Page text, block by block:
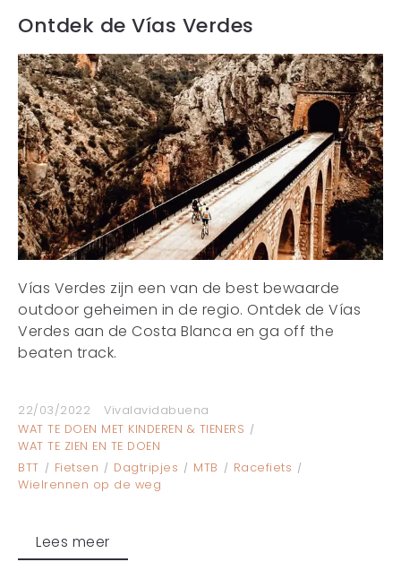
Ontdek de Vías Verdes
Vías Verdes zijn een van de best bewaarde
outdoor geheimen in de regio. Ontdek de Vías
Verdes aan de Costa Blanca en ga off the
beaten track.
22/03/2022
Vivalavidabuena
WAT TE DOEN MET KINDEREN & TIENERS
WAT TE ZIEN EN TE DOEN
BTT
Fietsen Dagtripjes MTB
Racefiets
Wielrennen op de weg
Lees meer